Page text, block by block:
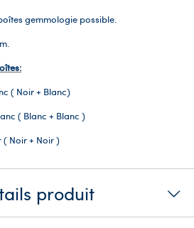
gemmologie possible.
( Noir + Blanc)
( Blanc + Blanc )
Noir + Noir )
produit